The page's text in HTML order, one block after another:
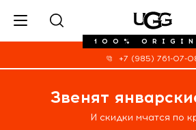
100%
+7 (985) 761-07-
Звенят
И скидки мчатся по